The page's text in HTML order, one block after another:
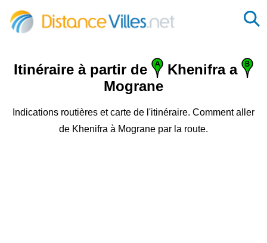
Itinéraire à partir de
Khenifra a
Mograne
Indications routières et carte de l'itinéraire. Comment aller
de Khenifra à Mograne par la route.